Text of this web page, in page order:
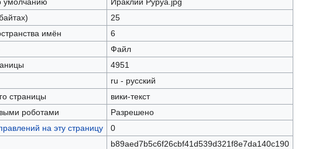
25
имён
6
Файл
4951
ru - русский
страницы
вики-текст
роботами
Разрешено
на эту страницу
0
b89aed7b5c6f26cbf41d539d321f8e7da140c190